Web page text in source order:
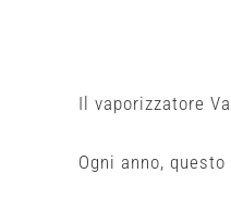
Il vaporizzatore
Ogni anno,